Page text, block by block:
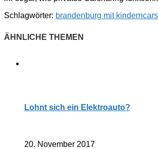
Schlagwörter: brandenburg mit kindern
Lohnt sich ein Elektroauto?
20. November 2017